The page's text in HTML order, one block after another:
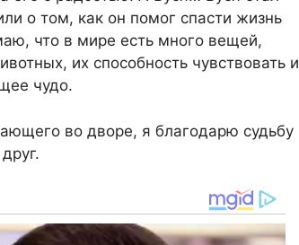
о том, как он помог спасти жизнь
что в мире есть много вещей,
их способность чувствовать и
чудо.
во дворе, я благодарю судьбу